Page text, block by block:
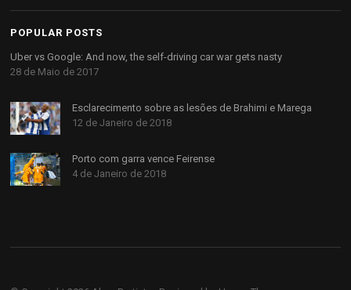
POPULAR POSTS
Uber vs Google: And now, the self-driving car war gets nasty
28 de Maio de 2017
Esclarecimento sobre as lesões de Brahimi e Marega
12 de Janeiro de 2018
Porto com garra vence Feirense
4 de Janeiro de 2018